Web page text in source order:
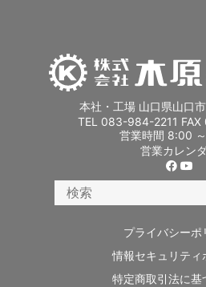
本社・工場 山口県山口
TEL 083-984-2211
営業時間 8:00
営業カレン
プライバシーポ
情報セキュリティ
特定商取引法に基